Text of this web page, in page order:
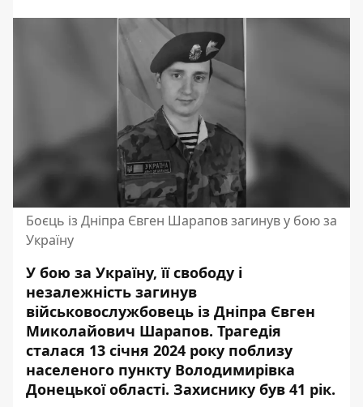
Боєць із Дніпра Євген Шарапов загинув у бою за
Україну
У бою за Україну, її свободу і
незалежність загинув
військовослужбовець із Дніпра Євген
Миколайович Шарапов. Трагедія
сталася 13 січня 2024 року поблизу
населеного пункту Володимирівка
Донецької області. Захиснику був 41 рік.